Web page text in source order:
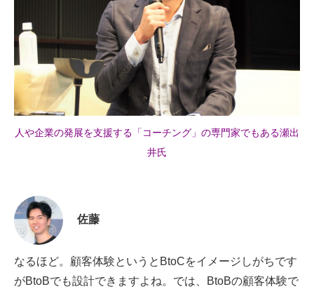
人や企業の発展を支援する「コーチング」の専門家でもある瀬出
井氏
佐藤
なるほど。顧客体験というとBtoCをイメージしがちです
がBtoBでも設計できますよね。では、BtoBの顧客体験で